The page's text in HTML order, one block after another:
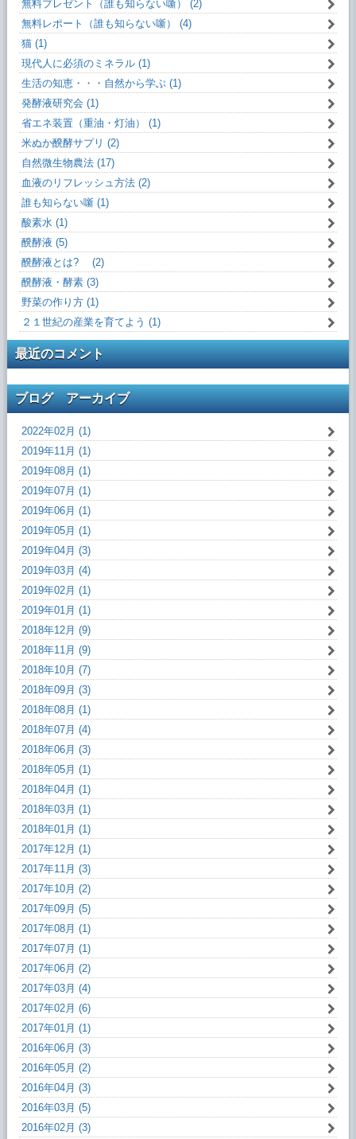
無料プレゼント（誰も知らない噺） (2)
無料レポート（誰も知らない噺） (4)
猫 (1)
現代人に必須のミネラル (1)
生活の知恵・・・自然から学ぶ (1)
発酵液研究会 (1)
省エネ装置（重油・灯油） (1)
米ぬか醗酵サプリ (2)
自然微生物農法 (17)
血液のリフレッシュ方法 (2)
誰も知らない噺 (1)
酸素水 (1)
醗酵液 (5)
醗酵液とは? (2)
醗酵液・酵素 (3)
野菜の作り方 (1)
２１世紀の産業を育てよう (1)
最近のコメント
ブログ アーカイブ
2022年02月 (1)
2019年11月 (1)
2019年08月 (1)
2019年07月 (1)
2019年06月 (1)
2019年05月 (1)
2019年04月 (3)
2019年03月 (4)
2019年02月 (1)
2019年01月 (1)
2018年12月 (9)
2018年11月 (9)
2018年10月 (7)
2018年09月 (3)
2018年08月 (1)
2018年07月 (4)
2018年06月 (3)
2018年05月 (1)
2018年04月 (1)
2018年03月 (1)
2018年01月 (1)
2017年12月 (1)
2017年11月 (3)
2017年10月 (2)
2017年09月 (5)
2017年08月 (1)
2017年07月 (1)
2017年06月 (2)
2017年03月 (4)
2017年02月 (6)
2017年01月 (1)
2016年06月 (3)
2016年05月 (2)
2016年04月 (3)
2016年03月 (5)
2016年02月 (3)